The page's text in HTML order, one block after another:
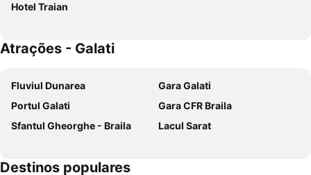
Hotel Traian
Atrações - Galati
Fluviul Dunarea
Gara Galati
Portul Galati
Gara CFR Braila
Sfantul Gheorghe - Braila
Lacul Sarat
Destinos populares